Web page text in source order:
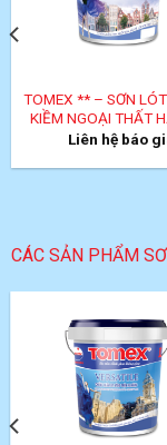
TOMEX ** – SƠN
KIỀM NGOẠI THẤT
Liên hệ báo
CÁC SẢN PHẨM